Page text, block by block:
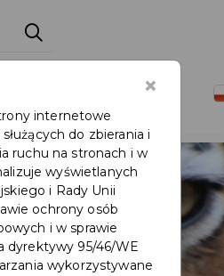
Punkty Obsługi
×
internetowe
do zbierania i
ruchu na stronach i w
wyświetlanych
i Rady Unii
ochrony osób
i w sprawie
dyrektywy 95/46/WE
wykorzystywane